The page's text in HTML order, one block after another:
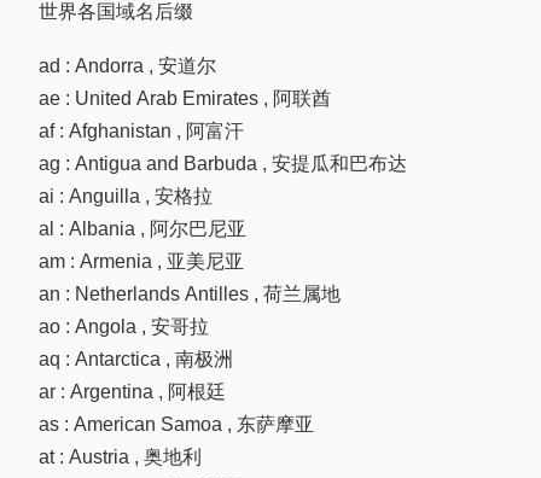
世界各国域名后缀
ad : Andorra , 安道尔
ae : United Arab Emirates , 阿联酋
af : Afghanistan , 阿富汗
ag : Antigua and Barbuda , 安提瓜和巴布达
ai : Anguilla , 安格拉
al : Albania , 阿尔巴尼亚
am : Armenia , 亚美尼亚
an : Netherlands Antilles , 荷兰属地
ao : Angola , 安哥拉
aq : Antarctica , 南极洲
ar : Argentina , 阿根廷
as : American Samoa , 东萨摩亚
at : Austria , 奥地利